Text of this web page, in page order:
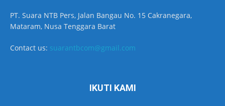
PT. Suara NTB Pers, Jalan Bangau No. 15 Cakranegara,
Mataram, Nusa Tenggara Barat
Contact us: suarantbcom@gmail.com
IKUTI KAMI